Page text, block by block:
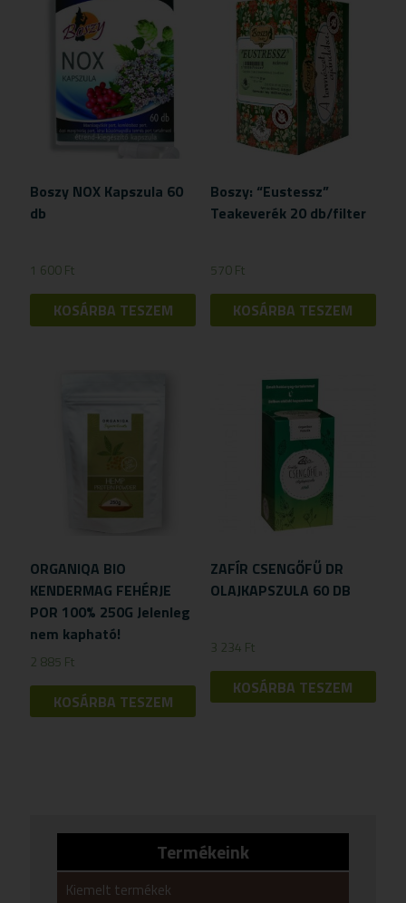
Boszy NOX Kapszula 60
db
1 600Ft
KOSÁRBA TESZEM
Boszy: “Eustessz”
Teakeverék 20 db/filter
570Ft
KOSÁRBA TESZEM
ORGANIQA BIO
KENDERMAG FEHÉRJE
POR 100% 250G Jelenleg
nem kapható!
2 885 Ft
KOSÁRBA TESZEM
ZAFÍR CSENGŐFŰ DR
OLAJKAPSZULA 60 DB
3 234 Ft
KOSÁRBA TESZEM
Termékeink
Kiemelt termékek